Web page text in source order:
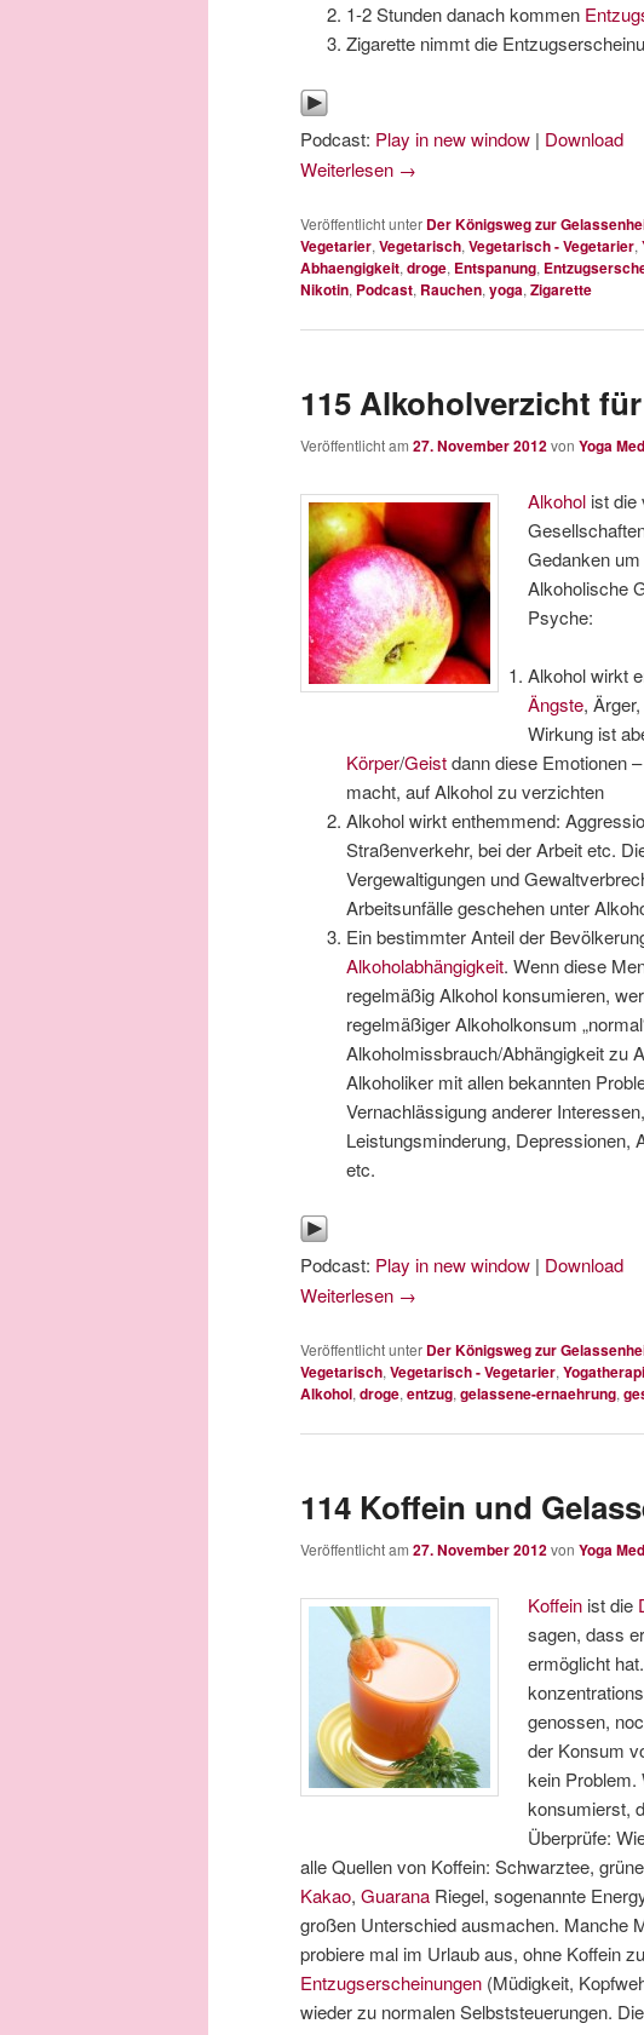
1-2 Stunden danach kommen
Zigarette nimmt die
Podcast: Play in new window | Download
Weiterlesen →
Veröffentlicht unter Der Königsweg zur
Vegetarier, Vegetarisch, Vegetarisch - Vegetarier,
Abhaengigkeit, droge, Entspanung,
Nikotin, Podcast, Rauchen, yoga, Zigarette
115 Alkoholverzicht
Veröffentlicht am 27. November 2012von Yoga
Alkohol ist die
Gedanken
Alkoholische
Psyche:
Alkohol wirkt
Ängste,
Wirkung ist
Körper/Geistdann diese Emotionen
macht, auf Alkohol zu verzichten
Alkohol wirkt enthemmend:
Straßenverkehr, bei der Arbeit etc.
Vergewaltigungen und
Arbeitsunfälle geschehen unter
Ein bestimmter Anteil der
Alkoholabhängigkeit. Wenn diese
regelmäßig Alkohol konsumieren,
regelmäßiger Alkoholkonsum
Alkoholmissbrauch/Abhängigkeit zu
Alkoholiker mit allen bekannten
Vernachlässigung anderer
Leistungsminderung, Depressionen,
etc.
Podcast: Play in new window | Download
Weiterlesen →
Veröffentlicht unter Der Königsweg zur
Vegetarisch, Vegetarisch - Vegetarier,
Alkohol, droge, entzug, gelassene-ernaehrung,
114 Koffein und
Veröffentlicht am 27. November 2012von Yoga
Koffein ist die
sagen, dass
ermöglicht
genossen,
der Konsum
kein Problem.
konsumierst,
Überprüfe:
alle Quellen von Koffein: Schwarztee,
Kakao, Guarana Riegel, sogenannte
großen Unterschied ausmachen. Manche
probiere mal im Urlaub aus, ohne Koffein
Entzugserscheinungen (Müdigkeit,
wieder zu normalen Selbststeuerungen.